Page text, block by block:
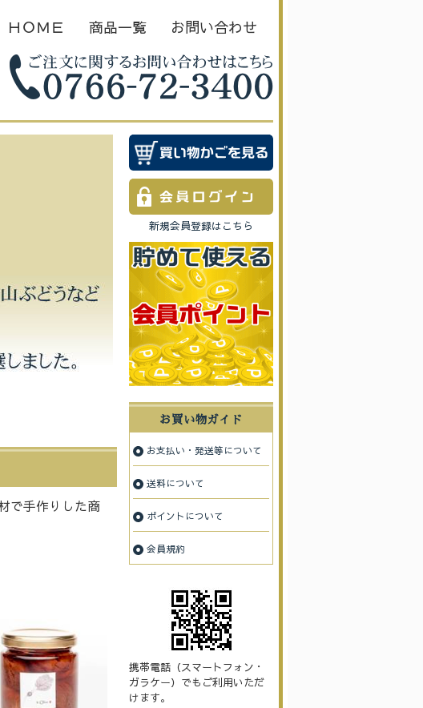
ＨＯＭＥ 商品一覧 お問い合わせ
で手作りした商
新規会員登録はこちら
お買い物ガイド
お支払い・発送等について
送料について
ポイントについて
会員規約
携帯電話（スマートフォン・
ガラケー）でもご利用いただ
けます。